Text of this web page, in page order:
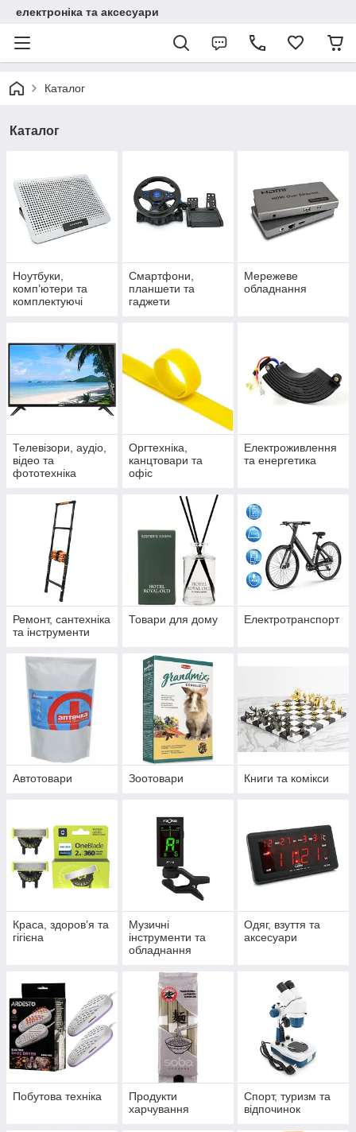
електроніка та аксесуари
Каталог
Каталог
Ноутбуки,
комп’ютери та
комплектуючі
Смартфони,
планшети та
гаджети
Мережеве
обладнання
Телевізори, аудіо,
відео та
фототехніка
Оргтехніка,
канцтовари та
офіс
Електроживлення
та енергетика
Ремонт, сантехніка
та інструменти
Товари для дому Електротранспорт
Автотовари Зоотовари Книги та комікси
Краса, здоров’я та
гігієна
Музичні
інструменти та
обладнання
Одяг, взуття та
аксесуари
Побутова техніка
Продукти
харчування
Спорт, туризм та
відпочинок